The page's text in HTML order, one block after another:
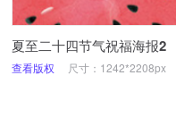
夏至二十四节气祝福海报2
查看版权 尺寸：1242*2208px